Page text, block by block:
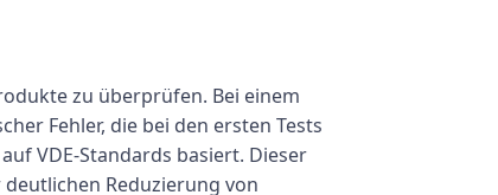
zu überprüfen. Bei einem
Fehler, die bei den ersten Tests
VDE-Standards basiert. Dieser
Reduzierung von